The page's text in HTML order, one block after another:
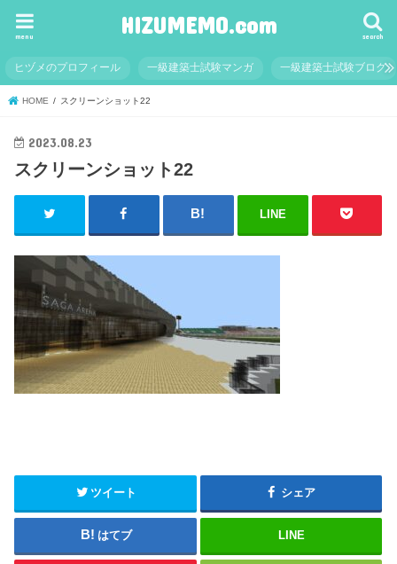
HIZUMEMO.com search
menu
ヒヅメのプロフィール 一級建築士試験マンガ 一級建築士試験ブログ
HOME スクリーンショット22
2023.08.23
スクリーンショット22
LINE
ツイート シェア
はてブ LINE